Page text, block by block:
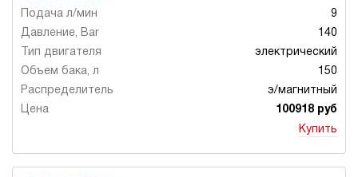
9
140
электрический
150
э/магнитный
100918 руб
Купить